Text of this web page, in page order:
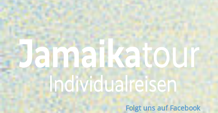
Folgt uns auf Facebook